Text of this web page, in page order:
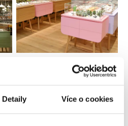
Detaily Více o cookies
Praha 5
- Anděl